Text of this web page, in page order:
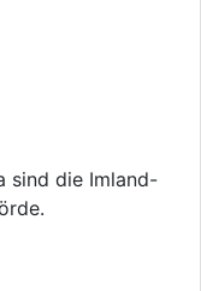
sind die Imland-